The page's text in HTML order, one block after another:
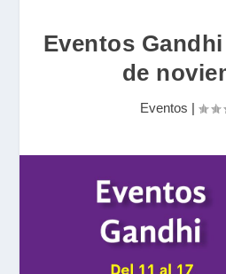
Eventos
de
Eventos |